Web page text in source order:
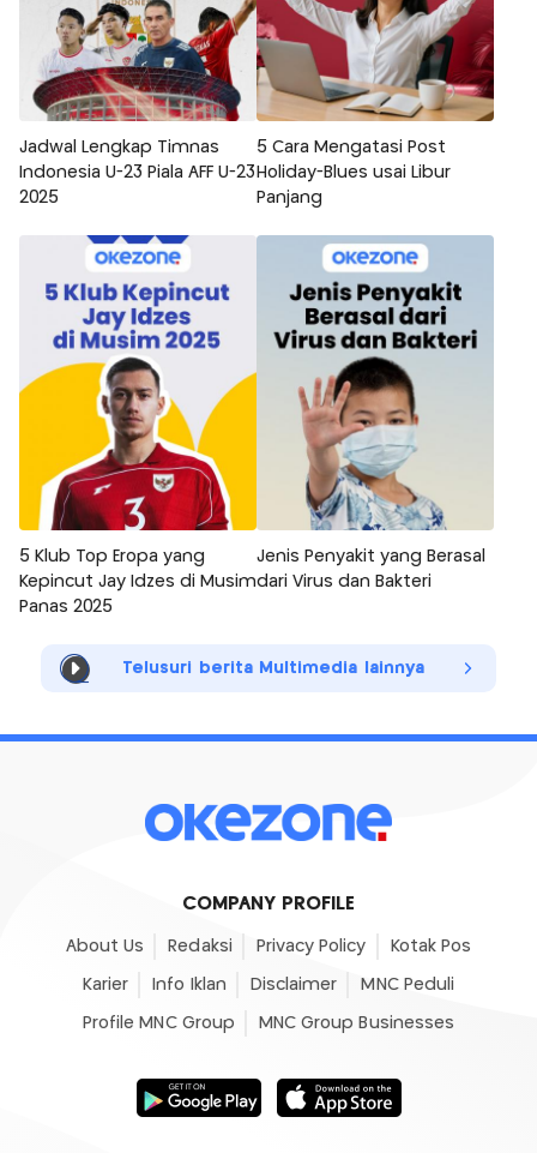
Jadwal Lengkap Timnas
Indonesia U-23 Piala AFF U-23
2025
5 Cara Mengatasi Post
Holiday-Blues usai Libur
Panjang
5 Klub Top Eropa yang
Kepincut Jay Idzes di Musim
Panas 2025
Jenis Penyakit yang Berasal
dari Virus dan Bakteri
Telusuri berita Multimedia lainnya
COMPANY PROFILE
About Us Redaksi Privacy Policy Kotak Pos
Karier Info Iklan Disclaimer MNC Peduli
Profile MNC Group MNC Group Businesses